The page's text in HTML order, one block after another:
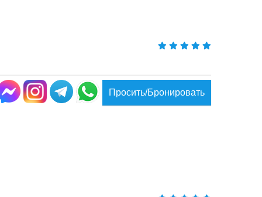
Просить/Бронировать